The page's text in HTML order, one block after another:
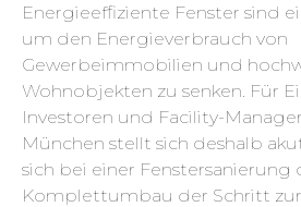
Energieeffiziente Fenster sind
um den Energieverbrauch von
Gewerbeimmobilien und
Wohnobjekten zu senken. Für
Investoren und Facility-
München stellt sich deshalb
sich bei einer Fenstersanierung
Komplettumbau der Schritt zur